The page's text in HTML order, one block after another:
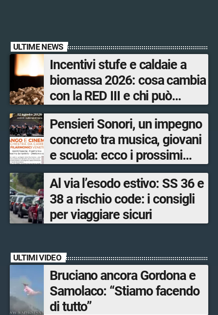
ULTIME NEWS
Incentivi stufe e caldaie a
biomassa 2026: cosa cambia
con la RED III e chi può
ottenere i bonus
Pensieri Sonori, un impegno
concreto tra musica, giovani
e scuola: ecco i prossimi
appuntamenti in Valtellina
Al via l’esodo estivo: SS 36 e
38 a rischio code: i consigli
per viaggiare sicuri
ULTIMI VIDEO
Bruciano ancora Gordona e
Samolaco: “Stiamo facendo
di tutto”